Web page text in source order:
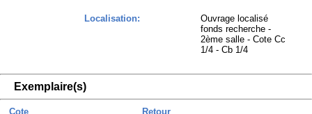
Localisation:
Ouvrage localisé
fonds recherche -
2ème salle - Cote Cc
1/4 - Cb 1/4
Exemplaire(s)
Cote Retour